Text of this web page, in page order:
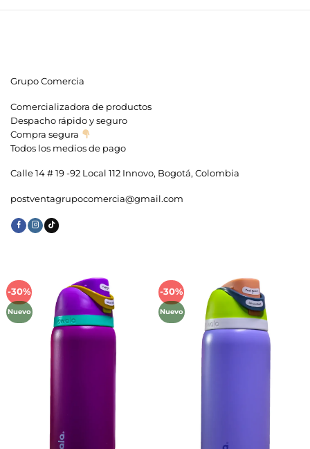
Grupo Comercia
Comercializadora de productos
Despacho rápido y seguro
Compra segura
Todos los medios de pago
Calle 14 # 19 -92 Local 112 Innovo, Bogotá, Colombia
postventagrupocomercia@gmail.com
-30%
Nuevo
Añadir
lista de
deseos
-30%
Nuevo
Añadir
lista de
deseos